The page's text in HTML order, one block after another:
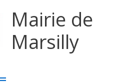
Mairie de
Marsilly